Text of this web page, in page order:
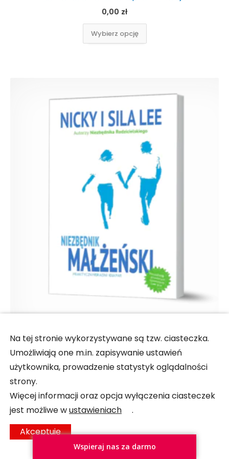
0,00 zł
Wybierz opcję
30,00zł
Dodaj do koszyka
Na tej stronie wykorzystywane są tzw. ciasteczka.
Umożliwiają one m.in. zapisywanie ustawień
użytkownika, prowadzenie statystyk oglądalności
strony.
Więcej informacji oraz opcja wyłączenia ciasteczek
jest możliwe wustawieniach
.
Akceptuję
Wspieraj nas za darmo